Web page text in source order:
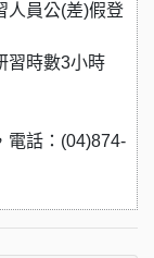
人員公(差)假登
習時數3小時
電話：(04)874-